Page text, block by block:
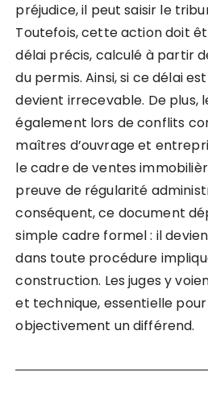
préjudice, il peut saisir le
Toutefois, cette action doit
délai précis, calculé à partir
du permis. Ainsi, si ce délai
devient irrecevable. De plus,
également lors de conflits
maîtres d’ouvrage et
le cadre de ventes
preuve de régularité
conséquent, ce document
simple cadre formel : il
dans toute procédure
construction. Les juges y
et technique, essentielle
objectivement un différend.